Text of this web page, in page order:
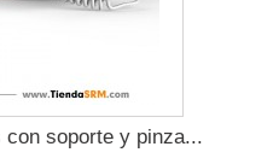
soporte y pinza...